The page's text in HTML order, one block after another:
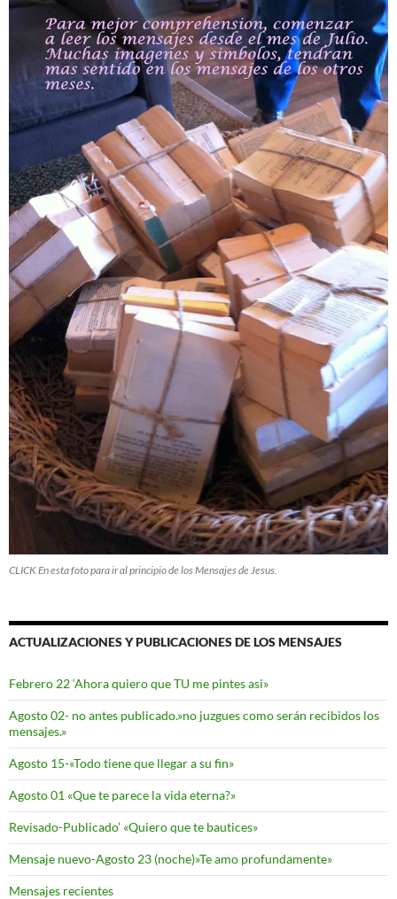
CLICK En esta foto para ir al principio de los Mensajes de Jesus.
ACTUALIZACIONES Y PUBLICACIONES DE LOS MENSAJES
Febrero 22 ‘Ahora quiero que TU me pintes asi»
Agosto 02- no antes publicado.»no juzgues como serán recibidos los
mensajes.»
Agosto 15-«Todo tiene que llegar a su fin»
Agosto 01 «Que te parece la vida eterna?»
Revisado-Publicado’ «Quiero que te bautices»
Mensaje nuevo-Agosto 23 (noche)»Te amo profundamente»
Mensajes recientes